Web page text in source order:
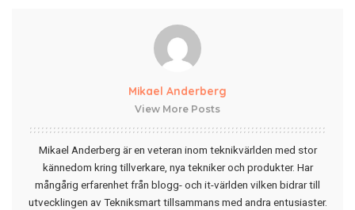
Mikael Anderberg
View More Posts
Mikael Anderberg är en veteran inom teknikvärlden med stor
kännedom kring tillverkare, nya tekniker och produkter. Har
mångårig erfarenhet från blogg- och it-världen vilken bidrar till
utvecklingen av Tekniksmart tillsammans med andra entusiaster.